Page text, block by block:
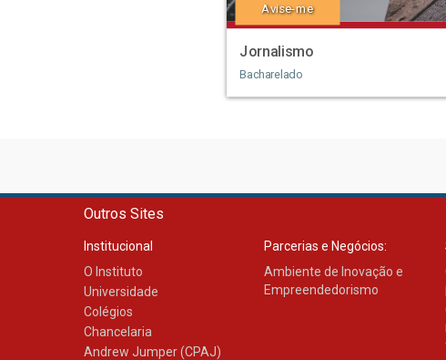
Avise-me
Jornalismo
Bacharelado
Outros Sites
Institucional
O Instituto
Universidade
Colégios
Chancelaria
Andrew Jumper (CPAJ)
Parcerias e Negócios:
Ambiente de Inovação e
Empreendedorismo